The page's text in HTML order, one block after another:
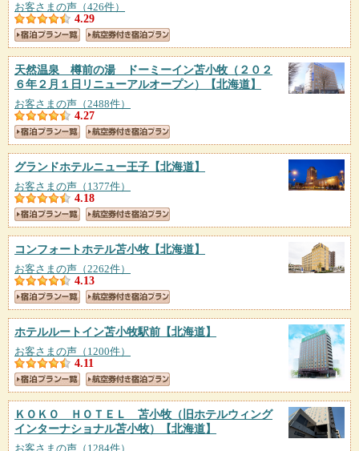
お客さまの声（426件）
4.29
天然温泉 樽前の湯 ドーミーイン苫小牧（２０２
６年２月１日リニューアルオープン）
【北海道】
お客さまの声（2488件）
4.27
グランドホテルニュー王子 【北海道】
お客さまの声（1377件）
4.18
コンフォートホテル苫小牧【北海道】
お客さまの声（2262件）
4.13
ホテルルートイン苫小牧駅前 【北海道】
お客さまの声（1200件）
4.11
ＫＯＫＯ ＨＯＴＥＬ 苫小牧（旧ホテルウィング
インターナショナル苫小牧）
【北海道】
お客さまの声（1284件）